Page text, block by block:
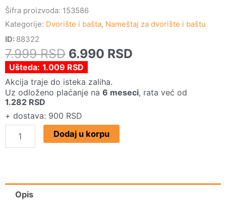
Šifra proizvoda: 153586
Kategorije: Dvorište i bašta, Nameštaj za dvorište i baštu
ID: 88322
7.999RSD Originalna
cena
je
bila:
7.999 RSD.
6.990 RSD
6.990 RSD.
Ušteda: 1.009 RSD
Akcija traje do isteka zaliha.
Uz odloženo plaćanje na 6 meseci, rata već od
1.282 RSD
+ dostava: 900 RSD
Baštenski
set
Dodaj u korpu
Opis